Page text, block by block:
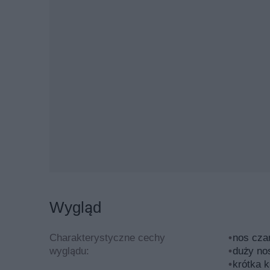
duże gabaryty ciała. Dorosły, prawidłowo
71 cm. Suka może być nieco drobniejsza, a jej
Pies amerykański występuje w kilku odmianach.
Wygląd
Charakterystyczne cechy
wyglądu:
nos
duży
krótka